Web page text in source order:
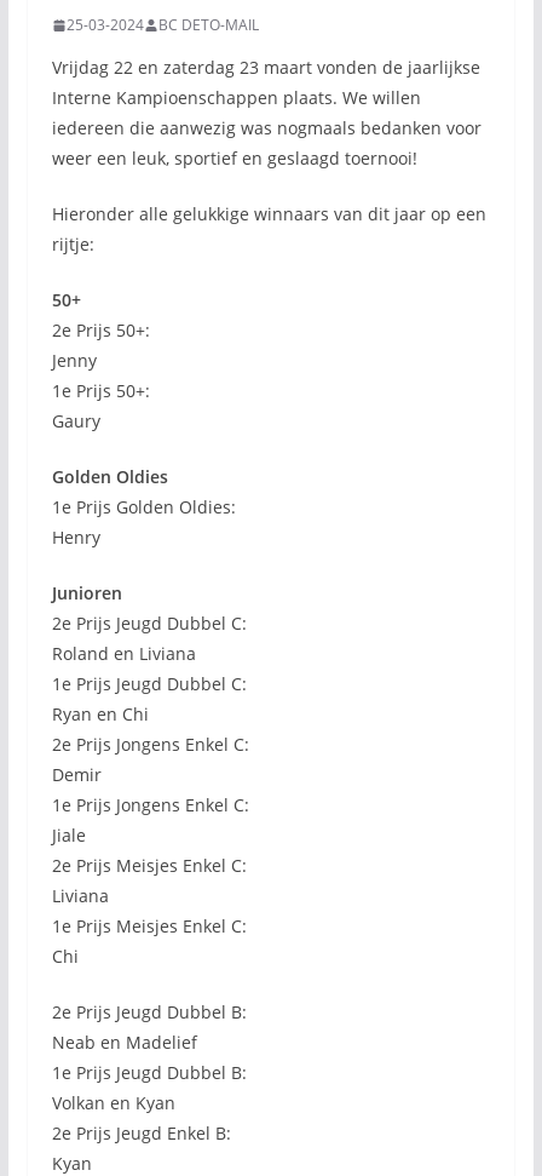
25-03-2024 BC DETO-MAIL
Vrijdag 22 en zaterdag 23 maart vonden de jaarlijkse
Interne Kampioenschappen plaats. We willen
iedereen die aanwezig was nogmaals bedanken voor
weer een leuk, sportief en geslaagd toernooi!
Hieronder alle gelukkige winnaars van dit jaar op een
rijtje:
50+
2e Prijs 50+:
Jenny
1e Prijs 50+:
Gaury
Golden Oldies
1e Prijs Golden Oldies:
Henry
Junioren
2e Prijs Jeugd Dubbel C:
Roland en Liviana
1e Prijs Jeugd Dubbel C:
Ryan en Chi
2e Prijs Jongens Enkel C:
Demir
1e Prijs Jongens Enkel C:
Jiale
2e Prijs Meisjes Enkel C:
Liviana
1e Prijs Meisjes Enkel C:
Chi
2e Prijs Jeugd Dubbel B:
Neab en Madelief
1e Prijs Jeugd Dubbel B:
Volkan en Kyan
2e Prijs Jeugd Enkel B:
Kyan